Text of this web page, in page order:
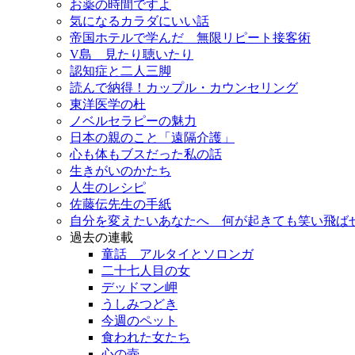
お薬の時間ですよ
気になるカラダにいい話
帝国ホテルで学んだ 無限リピート接客術
V島 見たり聴いたり
認知症と二人三脚
読んで納得！カップル・カウンセリング
東洋医学の杜
ノベルセラピーの魅力
日本の親のこと「遠隔介護」
心も体もブスだった私の話
生きがいのかたち
人生のレシピ
佐藤伝先生の手紙
自分を変えたいあなたへ 何が起きても笑い飛ば
過去の連載
童話 アルタイとソロンガ
二十七人目の女
デッドマン岬
うしみつどき
今週のペット
食われた女たち